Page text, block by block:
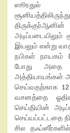
ஸூரதுல்
இயலும் என்று
நபிகள் நாயகம்
போது அதை
அத்தியாயங்கள்
செய்வதற்காக 12
வசனத்தை
செய்தியின்
செய்யப்பட்டதை
சில